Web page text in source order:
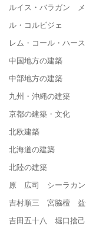
ルイス・バラガン
ル・コルビジェ
レム・コール・ハース
中国地方の建築
中部地方の建築
九州・沖縄の建築
京都の建築・文化
北欧建築
北海道の建築
北陸の建築
原 広司 シーラカン
吉村順三 宮脇檀
吉田五十八 堀口捨